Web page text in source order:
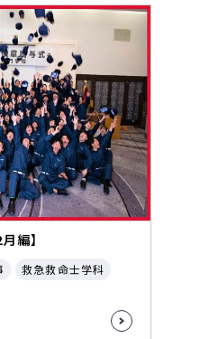
編】
救急救命士学科